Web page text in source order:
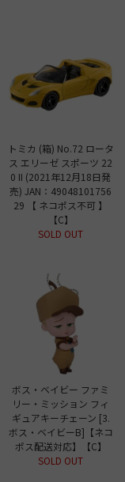
トミカ (箱) No.72 ロータ
ス エリーゼ スポーツ 22
0 II (2021年12月18日発
売) JAN：49048101756
29 【 ネコポス不可 】
【C】
SOLD OUT
ボス・ベイビー ファミ
リー・ミッション フィ
ギュアキーチェーン [3.
ボス・ベイビーB]【ネコ
ポス配送対応】【C】
SOLD OUT